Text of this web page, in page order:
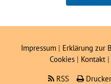
Uwe Peter /
Impressum | Erklärung zur
Cookies| Kontakt |
RSS